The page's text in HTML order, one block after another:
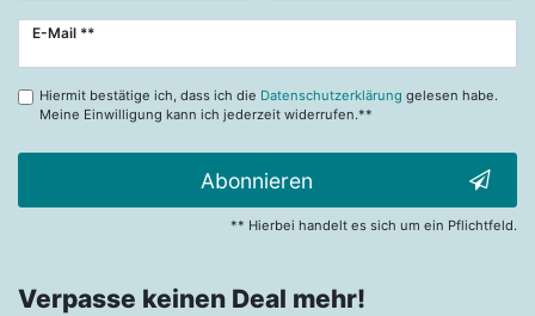
E-Mail **
Newsletter
Hiermit bestätige ich, dass ich die Datenschutzerklärung gelesen habe.
Meine Einwilligung kann ich jederzeit widerrufen.**
Abonnieren
** Hierbei handelt es sich um ein Pflichtfeld.
Verpasse keinen Deal mehr!